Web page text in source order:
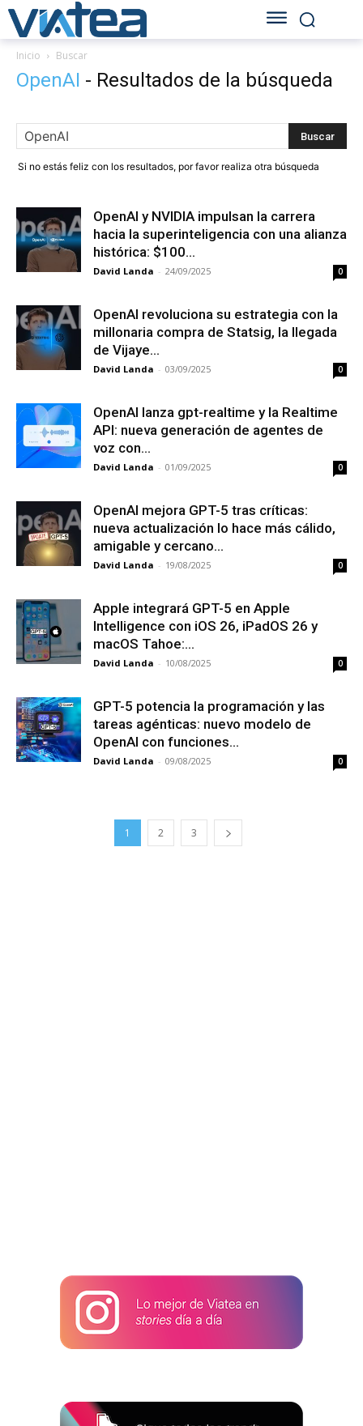
Inicio Buscar
OpenAI - Resultados de la búsqueda
Si no estás feliz con los resultados, por favor realiza otra búsqueda
OpenAI y NVIDIA impulsan la carrera
hacia la superinteligencia con una alianza
histórica: $100...
David Landa - 24/09/2025 0
OpenAI revoluciona su estrategia con la
millonaria compra de Statsig, la llegada
de Vijaye...
David Landa - 03/09/2025 0
OpenAI lanza gpt-realtime y la Realtime
API: nueva generación de agentes de
voz con...
David Landa - 01/09/2025 0
OpenAI mejora GPT-5 tras críticas:
nueva actualización lo hace más cálido,
amigable y cercano...
David Landa - 19/08/2025 0
Apple integrará GPT-5 en Apple
Intelligence con iOS 26, iPadOS 26 y
macOS Tahoe:...
David Landa - 10/08/2025 0
GPT-5 potencia la programación y las
tareas agénticas: nuevo modelo de
OpenAI con funciones...
David Landa - 09/08/2025 0
1 2 3